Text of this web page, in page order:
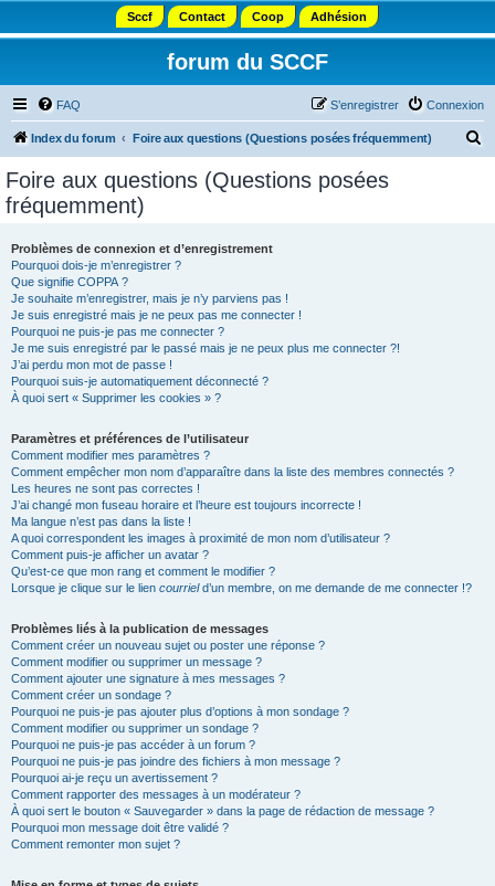
Sccf Contact Coop Adhésion
forum du SCCF
FAQ Connexion
S’enregistrer
Index du forum Foire aux questions (Questions posées fréquemment)
Foire aux questions (Questions posées
fréquemment)
Problèmes de connexion et d’enregistrement
Pourquoi dois-je m’enregistrer ?
Que signifie COPPA ?
Je souhaite m’enregistrer, mais je n’y parviens pas !
Je suis enregistré mais je ne peux pas me connecter !
Pourquoi ne puis-je pas me connecter ?
Je me suis enregistré par le passé mais je ne peux plus me connecter ?!
J’ai perdu mon mot de passe !
Pourquoi suis-je automatiquement déconnecté ?
À quoi sert « Supprimer les cookies » ?
Paramètres et préférences de l’utilisateur
Comment modifier mes paramètres ?
Comment empêcher mon nom d’apparaître dans la liste des membres connectés ?
Les heures ne sont pas correctes !
J’ai changé mon fuseau horaire et l’heure est toujours incorrecte !
Ma langue n’est pas dans la liste !
A quoi correspondent les images à proximité de mon nom d’utilisateur ?
Comment puis-je afficher un avatar ?
Qu’est-ce que mon rang et comment le modifier ?
Lorsque je clique sur le lien courrield’un membre, on me demande de me connecter !?
Problèmes liés à la publication de messages
Comment créer un nouveau sujet ou poster une réponse ?
Comment modifier ou supprimer un message ?
Comment ajouter une signature à mes messages ?
Comment créer un sondage ?
Pourquoi ne puis-je pas ajouter plus d’options à mon sondage ?
Comment modifier ou supprimer un sondage ?
Pourquoi ne puis-je pas accéder à un forum ?
Pourquoi ne puis-je pas joindre des fichiers à mon message ?
Pourquoi ai-je reçu un avertissement ?
Comment rapporter des messages à un modérateur ?
À quoi sert le bouton « Sauvegarder » dans la page de rédaction de message ?
Pourquoi mon message doit être validé ?
Comment remonter mon sujet ?